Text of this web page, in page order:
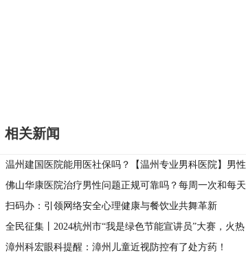
相关新闻
温州建国医院能用医社保吗？【温州专业男科医院】男性
生殖器疱疹可以这么预防！
佛山华康医院治疗男性问题正规可靠吗？每周一次和每天
一次，哪个更幸福？
扫码办：引领网络安全心理健康与餐饮业共舞革新
全民征集丨2024杭州市“我是绿色节能宣讲员”大赛，火热
报名中
漳州科宏眼科提醒：漳州儿童近视防控有了处方药！